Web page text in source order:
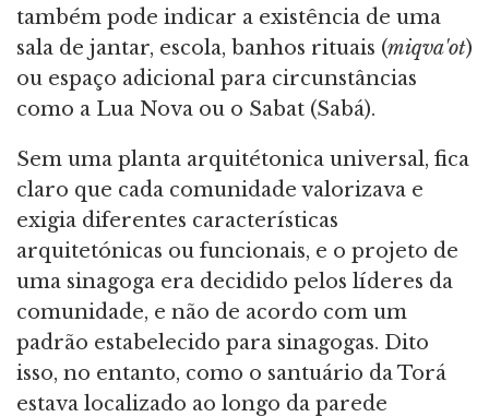
também pode indicar a existência de uma
sala de jantar, escola, banhos rituais (miqva'ot)
ou espaço adicional para circunstâncias
como a Lua Nova ou o Sabat (Sabá).
Sem uma planta arquitétonica universal, fica
claro que cada comunidade valorizava e
exigia diferentes características
arquitetónicas ou funcionais, e o projeto de
uma sinagoga era decidido pelos líderes da
comunidade, e não de acordo com um
padrão estabelecido para sinagogas. Dito
isso, no entanto, como o santuário da Torá
estava localizado ao longo da parede